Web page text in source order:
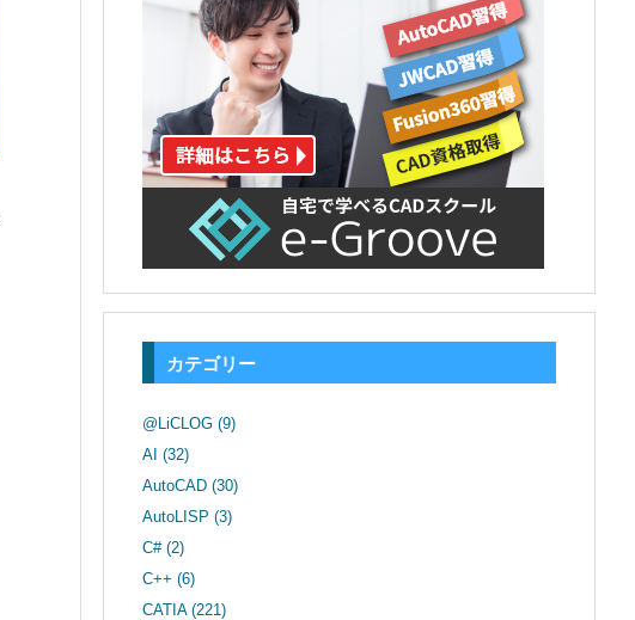
カテゴリー
@LiCLOG (9)
AI (32)
AutoCAD (30)
AutoLISP (3)
C# (2)
C++ (6)
CATIA (221)